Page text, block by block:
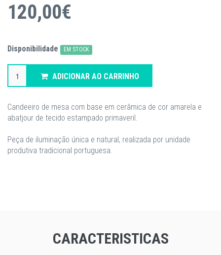
120,00€
Disponibilidade EM STOCK
ADICIONAR AO CARRINHO
Candeeiro de mesa com base em cerâmica de cor amarela e
abatjour de tecido estampado primaveril.
Peça de iluminação única e natural, realizada por unidade
produtiva tradicional portuguesa.
CARACTERISTICAS